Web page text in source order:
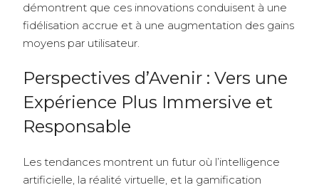
démontrent que ces innovations conduisent à une
fidélisation accrue et à une augmentation des gains
moyens par utilisateur.
Perspectives d’Avenir : Vers une
Expérience Plus Immersive et
Responsable
Les tendances montrent un futur où l’intelligence
artificielle, la réalité virtuelle, et la gamification